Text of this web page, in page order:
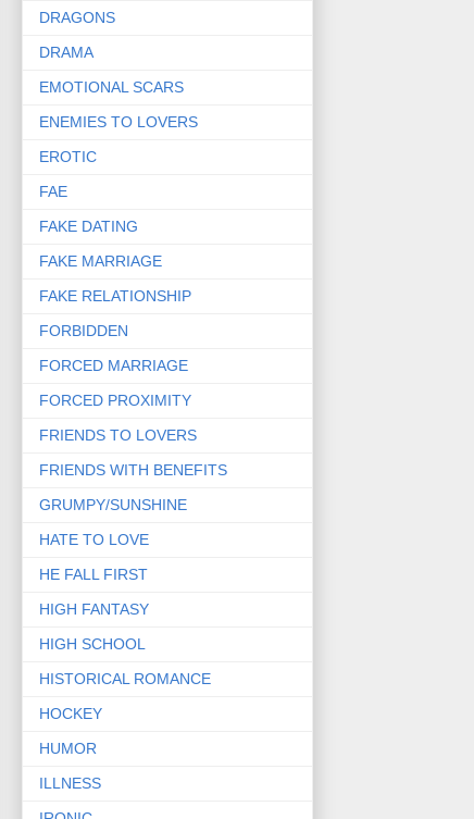
DRAGONS
DRAMA
EMOTIONAL SCARS
ENEMIES TO LOVERS
EROTIC
FAE
FAKE DATING
FAKE MARRIAGE
FAKE RELATIONSHIP
FORBIDDEN
FORCED MARRIAGE
FORCED PROXIMITY
FRIENDS TO LOVERS
FRIENDS WITH BENEFITS
GRUMPY/SUNSHINE
HATE TO LOVE
HE FALL FIRST
HIGH FANTASY
HIGH SCHOOL
HISTORICAL ROMANCE
HOCKEY
HUMOR
ILLNESS